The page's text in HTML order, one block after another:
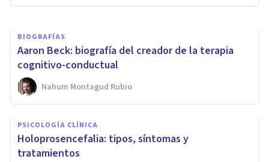
BIOGRAFÍAS
Aaron Beck: biografía del creador de la terapia
cognitivo-conductual
Nahum Montagud Rubio
PSICOLOGÍA CLÍNICA
Holoprosencefalia: tipos, síntomas y
tratamientos